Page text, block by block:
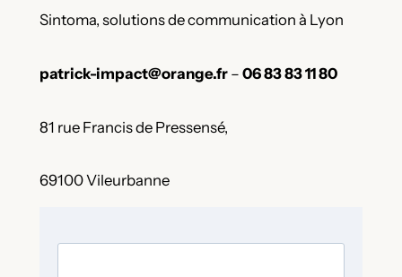
Sintoma, solutions de communication à Lyon
patrick-impact@orange.fr – 06 83 83 11 80
81 rue Francis de Pressensé,
69100 Vileurbanne